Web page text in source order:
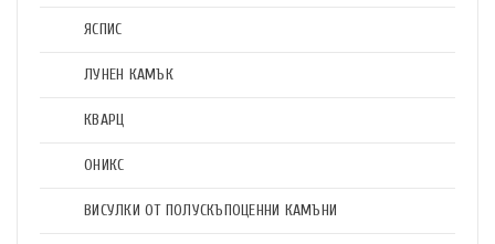
ЯСПИС
ЛУНЕН КАМЪК
КВАРЦ
ОНИКС
ВИСУЛКИ ОТ ПОЛУСКЪПОЦЕННИ КАМЪНИ